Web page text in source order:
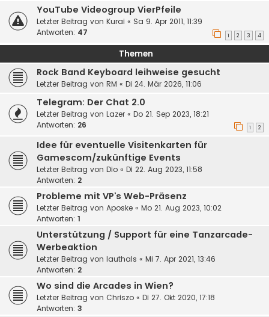
YouTube Videogroup VierPfeile
Letzter Beitrag von Kurai « Sa 9. Apr 2011, 11:39
Antworten: 47 1 2 3 4
Themen
Rock Band Keyboard leihweise gesucht
Letzter Beitrag von RM « Di 24. Mär 2026, 11:06
Telegram: Der Chat 2.0
Letzter Beitrag von Lazer « Do 21. Sep 2023, 18:21
Antworten: 26 1 2
Idee für eventuelle Visitenkarten für
Gamescom/zukünftige Events
Letzter Beitrag von Dio « Di 22. Aug 2023, 11:58
Antworten: 2
Probleme mit VP‘s Web-Präsenz
Letzter Beitrag von Aposke « Mo 21. Aug 2023, 10:02
Antworten: 1
Unterstützung / Support für eine Tanzarcade-
Werbeaktion
Letzter Beitrag von lauthals « Mi 7. Apr 2021, 13:46
Antworten: 2
Wo sind die Arcades in Wien?
Letzter Beitrag von Chriszo « Di 27. Okt 2020, 17:18
Antworten: 3